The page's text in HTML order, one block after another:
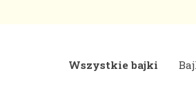
Wszystkie bajki